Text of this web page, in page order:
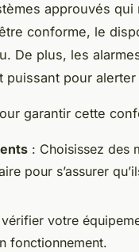
approuvés
conforme, le
De plus, les
puissant pour
garantir cette
: Choisissez des
pour s’assurer
vérifier votre
fonctionnement.